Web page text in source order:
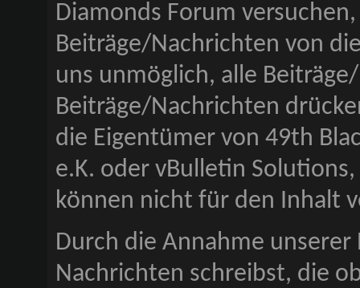
Diamonds Forum
Beiträge/Nachrichten von
uns unmöglich, alle
Beiträge/Nachrichten
die Eigentümer von 49th
e.K. oder vBulletin
können nicht für den Inhalt
Durch die Annahme unserer
Nachrichten schreibst, die